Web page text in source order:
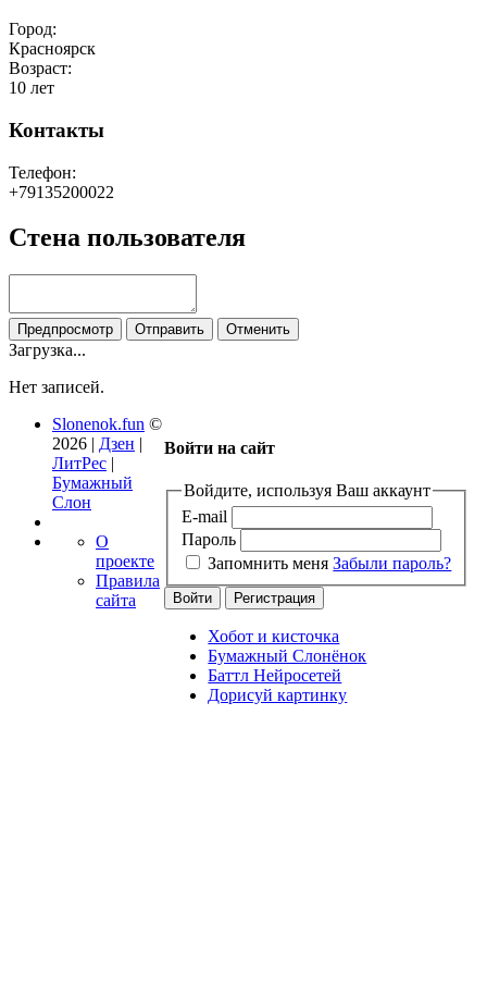
Город:
Красноярск
Возраст:
10 лет
Контакты
Телефон:
+79135200022
Стена пользователя
Загрузка...
Нет записей.
Войти на сайт
Войдите, используя Ваш аккаунт
E-mail
Пароль
Запомнить меня Забыли пароль?
Хобот и кисточка
Бумажный Слонёнок
Баттл Нейросетей
Дорисуй картинку
Slonenok.fun ©
2026 | Дзен |
ЛитРес |
Бумажный
Слон
О
проекте
Правила
сайта